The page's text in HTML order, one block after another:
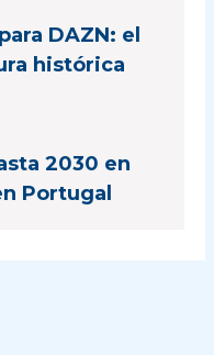
DAZN: el
histórica
2030 en
Portugal